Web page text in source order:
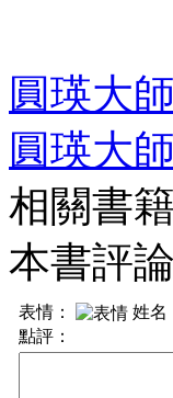
圓瑛大
圓瑛大
相關書籍
本書評論
表情： 姓名
點評：